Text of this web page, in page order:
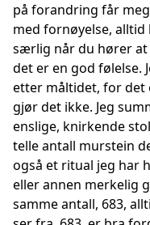
på forandring får
med fornøyelse,
særlig når du hører
det er en god følelse.
etter måltidet, for det
gjør det ikke. Jeg
enslige, knirkende
telle antall murstein
også et ritual jeg har
eller annen merkelig
samme antall, 683,